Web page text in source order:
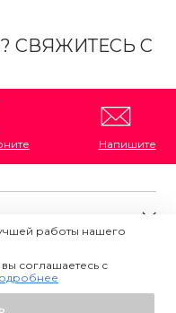
СВЯЖИТЕСЬ С
Напишите
работы нашего
соглашаетесь с